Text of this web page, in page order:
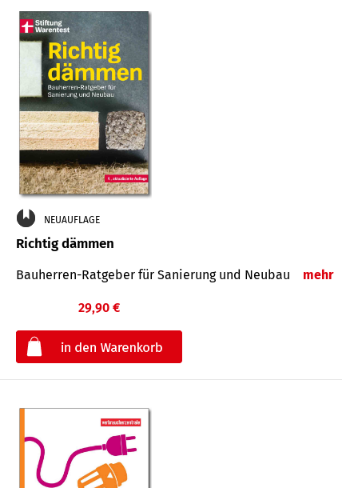
NEUAUFLAGE
Richtig dämmen
Bauherren-Ratgeber für Sanierung und Neubau mehr
29,90 €